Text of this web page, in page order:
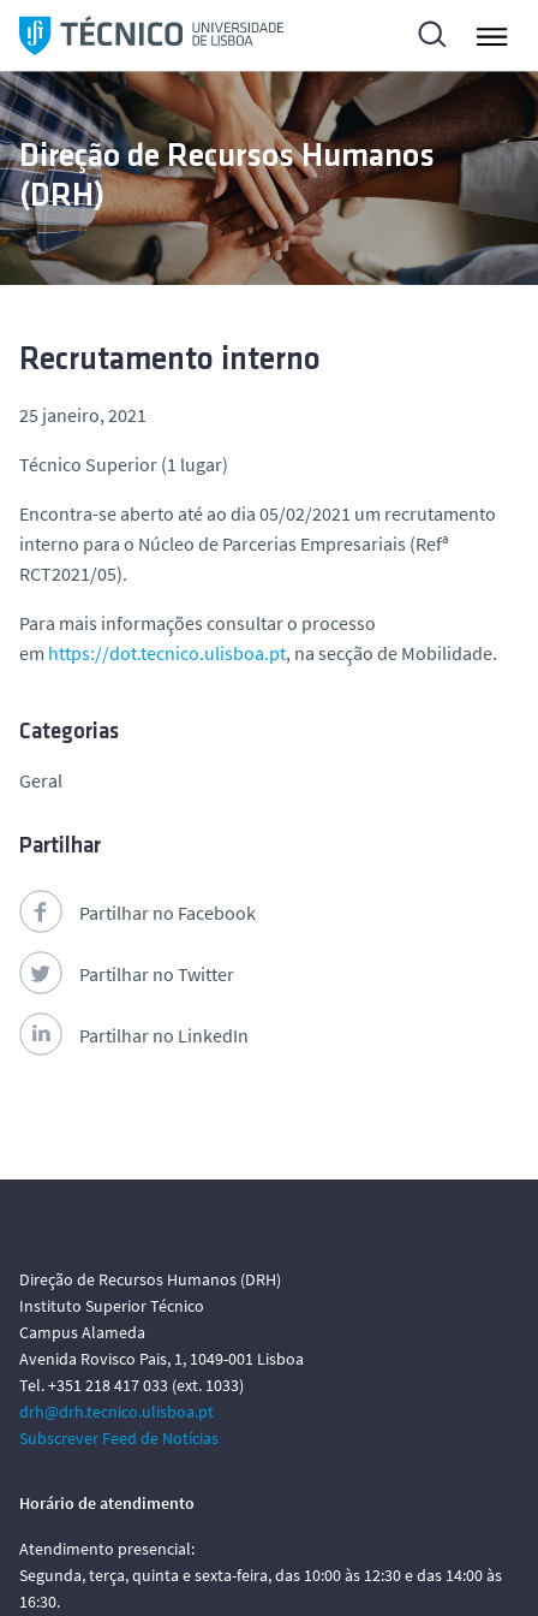
l
t
a
r
p
a
a
Direção de Recursos Humanos
(DRH)
Recrutamento interno
25 janeiro, 2021
Técnico Superior (1 lugar)
Encontra-se aberto até ao dia 05/02/2021 um recrutamento
interno para o Núcleo de Parcerias Empresariais (Refª
RCT2021/05).
Para mais informações consultar o processo
em https://dot.tecnico.ulisboa.pt, na secção de Mobilidade.
Categorias
Geral
Partilhar
Partilhar no Facebook
Partilhar no Twitter
Partilhar no LinkedIn
Direção de Recursos Humanos (DRH)
Instituto Superior Técnico
Campus Alameda
Avenida Rovisco Pais, 1, 1049-001 Lisboa
Tel. +351 218 417 033 (ext. 1033)
drh@drh.tecnico.ulisboa.pt
Subscrever Feed de Notícias
Horário de atendimento
Atendimento presencial:
Segunda, terça, quinta e sexta-feira, das 10:00 às 12:30 e das 14:00 às
16:30.